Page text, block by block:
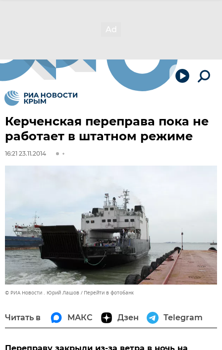
Керченская переправа пока не
работает в штатном режиме
16:21 23.11.2014
© РИА Новости . Юрий Лашов Перейти в фотобанк
Читать в МАКС Дзен Telegram